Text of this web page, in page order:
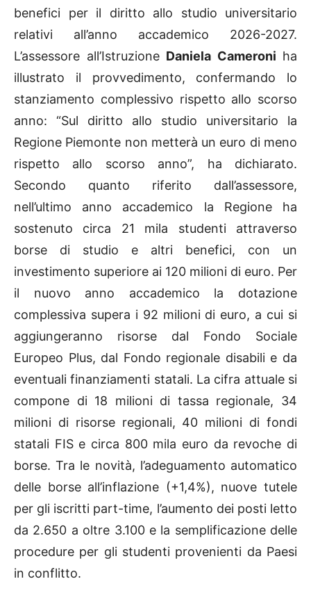
benefici per il diritto allo studio universitario
relativi all’anno accademico 2026-2027.
L’assessore all’Istruzione Daniela Cameroni ha
illustrato il provvedimento, confermando lo
stanziamento complessivo rispetto allo scorso
anno: “Sul diritto allo studio universitario la
Regione Piemonte non metterà un euro di meno
rispetto allo scorso anno”, ha dichiarato.
Secondo quanto riferito dall’assessore,
nell’ultimo anno accademico la Regione ha
sostenuto circa 21 mila studenti attraverso
borse di studio e altri benefici, con un
investimento superiore ai 120 milioni di euro. Per
il nuovo anno accademico la dotazione
complessiva supera i 92 milioni di euro, a cui si
aggiungeranno risorse dal Fondo Sociale
Europeo Plus, dal Fondo regionale disabili e da
eventuali finanziamenti statali. La cifra attuale si
compone di 18 milioni di tassa regionale, 34
milioni di risorse regionali, 40 milioni di fondi
statali FIS e circa 800 mila euro da revoche di
borse. Tra le novità, l’adeguamento automatico
delle borse all’inflazione (+1,4%), nuove tutele
per gli iscritti part-time, l’aumento dei posti letto
da 2.650 a oltre 3.100 e la semplificazione delle
procedure per gli studenti provenienti da Paesi
in conflitto.